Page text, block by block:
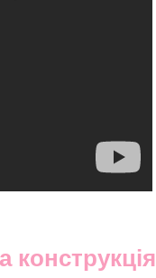
конструкція